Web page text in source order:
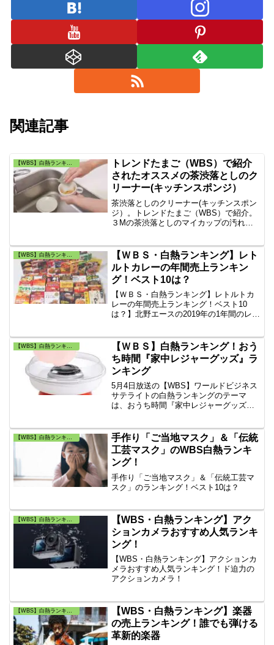
関連記事
【WBS】白熱ランキング・トレンドたまご
トレンドたまご（WBS）で紹介
されたオススメの茶渋落としのク
リーナー(キッチンスポンジ）
茶渋落としのクリーナー(キッチンスポン
ジ）。トレンドたまご（WBS）で紹介。
３Mの茶渋落としのマイカップの汚れを
ーは清潔。アマゾンで大人気「綺麗なキ
ッチンのススメ」の「スコッチ・ブライ
トのキッチン用汚れ落としクリーナー」
も紹介。
【ＷＢＳ・白熱ランキング】レト
ルトカレーの年間売上ランキン
グ！ベスト10は？
【ＷＢＳ・白熱ランキング】レトルトカ
レーの年間売上ランキング！ベスト10
は？】北野エースの2019年の1年間のレト
すすめのレトルトカレーランキングは
何？今夜の白熱ランキングは辛い！
【WBS】白熱ランキング・トレンドたまご
【ＷＢＳ】白熱ランキング！おう
ち時間『家中レジャーグッズ』ラ
ンキング
5月4日放送の【WBS】ワールドビジネス
サテライトの白熱ランキングのテーマ
は、おうち時間『家中レジャーグッズ』
す。楽天市場の『室内向け関連商品』の
売上伸び率集計ランキング！
【WBS】白熱ランキング・トレンドたまご
手作り「ご当地マスク」＆「伝統
工芸マスク」のWBS白熱ランキ
ング！
手作り「ご当地マスク」＆「伝統工芸マ
スク」のランキング！ベスト10は？
【WBS・白熱ランキング】アク
ションカメラおすすめ人気ランキ
ング！
【WBS・白熱ランキング】アクションカ
メラおすすめ人気ランキング！ド迫力の
アクションカメラ！
【WBS】白熱ランキング・トレンドたまご
【WBS・白熱ランキング】楽器
の売上ランキング！誰でも弾ける
革新的楽器